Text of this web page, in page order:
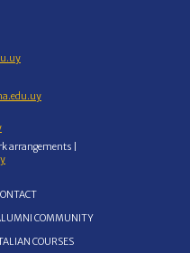
arrangements |
COMMUNITY
COURSES